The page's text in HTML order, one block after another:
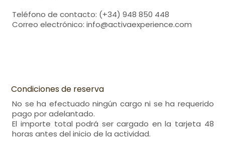
Teléfono de contacto: (+34) 948 850 448
Correo electrónico: info@activaexperience.com
Condiciones de reserva
No se ha efectuado ningún cargo ni se ha requerido
pago por adelantado.
El importe total podrá ser cargado en la tarjeta 48
horas antes del inicio de la actividad.